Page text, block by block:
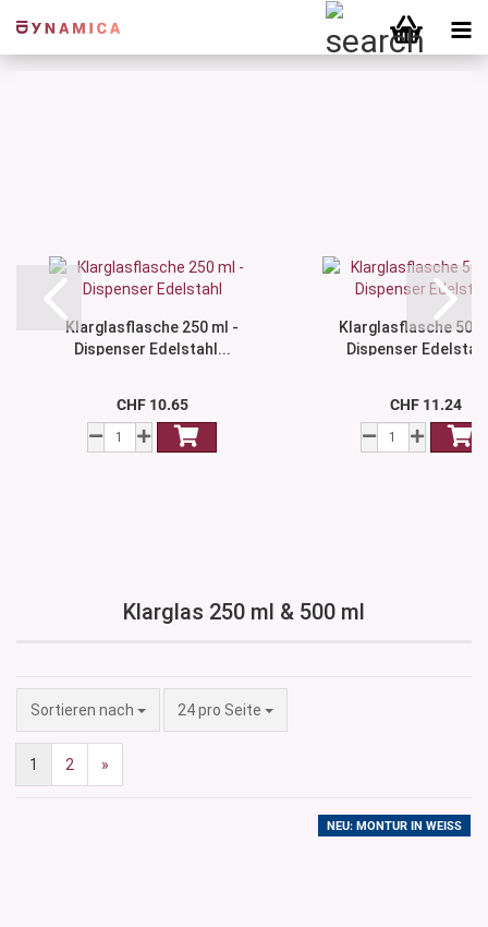
Klarglasflasche 250 ml -
Dispenser Edelstahl...
CHF 10.65
Klarglasflasche 500
Dispenser
CHF 11.24
Klarglas 250 ml & 500 ml
Sortieren nach
Sortieren nach 24 pro Seite
pro Seite
1 2 »
NEU: MONTUR IN WEISS